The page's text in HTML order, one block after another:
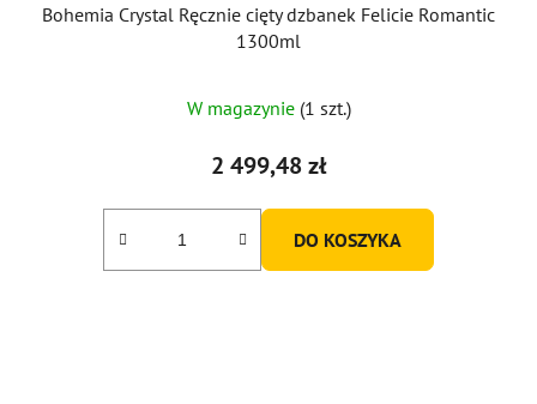
Bohemia Crystal Ręcznie cięty dzbanek Felicie Romantic
1300ml
W magazynie (1 szt.)
2 499,48 zł
DO KOSZYKA